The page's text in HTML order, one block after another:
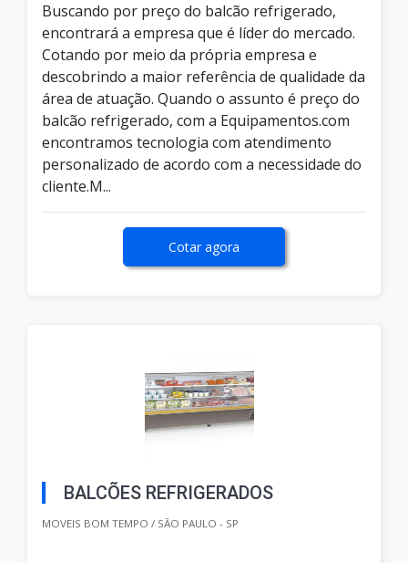
Buscando por preço do balcão refrigerado,
encontrará a empresa que é líder do mercado.
Cotando por meio da própria empresa e
descobrindo a maior referência de qualidade da
área de atuação. Quando o assunto é preço do
balcão refrigerado, com a Equipamentos.com
encontramos tecnologia com atendimento
personalizado de acordo com a necessidade do
cliente.M...
Cotar agora
BALCÕES REFRIGERADOS
MOVEIS BOM TEMPO / SÃO PAULO - SP